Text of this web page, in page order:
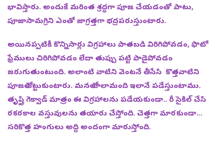
భావిస్తారు. అందుకే మరింత శ్రద్ధగా పూజ చేయడంతో పాటు,
పూజాసామగ్రిని ఎంతో జాగ్రత్తగా భద్రపరుస్తుంటారు.
అయినప్పటికీ కొన్నిసార్లు విగ్రహాలు పాతబడి విరిగిపోవడం, ఫొటో
ఫ్రేములు చిరిగిపోవడం లేదా తుప్పు పట్టి పాడైపోవడం
జరుగుతుంటుంది. అలాంటి వాటిని వెంటనే తీసేసి కొత్తవాటిని
పూజలో పెట్టుకుంటారు. మనలో చాలామంది ఇలానే పడేస్తుంటాము.
తృప్తిౖ గెక్వాడ్‌ మాత్రం ఈ విగ్రహాలను పడేయకుండా.. రీ సైకిల్‌ చేసి
రకరకాల వస్తువులను తయారు చేస్తోంది. చెత్తగా మారకుండా...
సరికొత్త హంగులు అద్ది అందంగా మారుస్తోంది.